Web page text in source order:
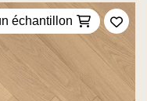
échantillon